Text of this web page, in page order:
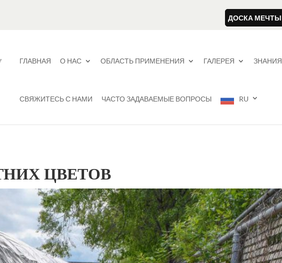
ДОСКА МЕЧТЫ
ГЛАВНАЯ О НАС ОБЛАСТЬ ПРИМЕНЕНИЯ ГАЛЕРЕЯ ЗНАНИЯ
СВЯЖИТЕСЬ С НАМИ ЧАСТО ЗАДАВАЕМЫЕ ВОПРОСЫ RU
ЦВЕТОВ